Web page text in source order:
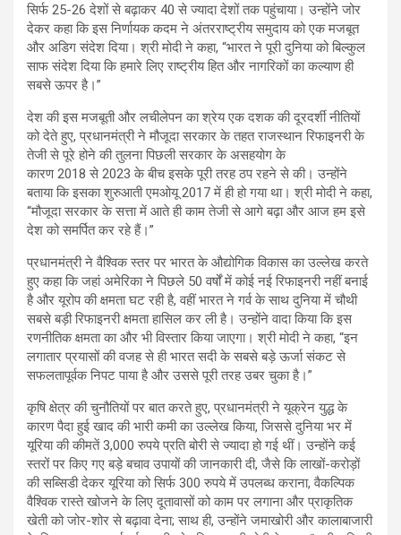
सिर्फ 25-26 देशों से बढ़ाकर 40 से ज्यादा देशों तक पहुंचाया। उन्होंने जोर
देकर कहा कि इस निर्णायक कदम ने अंतरराष्ट्रीय समुदाय को एक मजबूत
और अडिग संदेश दिया। श्री मोदी ने कहा, “भारत ने पूरी दुनिया को बिल्कुल
साफ संदेश दिया कि हमारे लिए राष्ट्रीय हित और नागरिकों का कल्याण ही
सबसे ऊपर है।”
देश की इस मजबूती और लचीलेपन का श्रेय एक दशक की दूरदर्शी नीतियों
को देते हुए, प्रधानमंत्री ने मौजूदा सरकार के तहत राजस्थान रिफाइनरी के
तेजी से पूरे होने की तुलना पिछली सरकार के असहयोग के
कारण 2018 से 2023 के बीच इसके पूरी तरह ठप रहने से की। उन्होंने
बताया कि इसका शुरुआती एमओयू 2017 में ही हो गया था। श्री मोदी ने कहा,
“मौजूदा सरकार के सत्ता में आते ही काम तेजी से आगे बढ़ा और आज हम इसे
देश को समर्पित कर रहे हैं।”
प्रधानमंत्री ने वैश्विक स्तर पर भारत के औद्योगिक विकास का उल्लेख करते
हुए कहा कि जहां अमेरिका ने पिछले 50 वर्षों में कोई नई रिफाइनरी नहीं बनाई
है और यूरोप की क्षमता घट रही है, वहीं भारत ने गर्व के साथ दुनिया में चौथी
सबसे बड़ी रिफाइनरी क्षमता हासिल कर ली है। उन्होंने वादा किया कि इस
रणनीतिक क्षमता का और भी विस्तार किया जाएगा। श्री मोदी ने कहा, “इन
लगातार प्रयासों की वजह से ही भारत सदी के सबसे बड़े ऊर्जा संकट से
सफलतापूर्वक निपट पाया है और उससे पूरी तरह उबर चुका है।”
कृषि क्षेत्र की चुनौतियों पर बात करते हुए, प्रधानमंत्री ने यूक्रेन युद्ध के
कारण पैदा हुई खाद की भारी कमी का उल्लेख किया, जिससे दुनिया भर में
यूरिया की कीमतें 3,000 रुपये प्रति बोरी से ज्यादा हो गई थीं। उन्होंने कई
स्तरों पर किए गए बड़े बचाव उपायों की जानकारी दी, जैसे कि लाखों-करोड़ों
की सब्सिडी देकर यूरिया को सिर्फ 300 रुपये में उपलब्ध कराना, वैकल्पिक
वैश्विक रास्ते खोजने के लिए दूतावासों को काम पर लगाना और प्राकृतिक
खेती को जोर-शोर से बढ़ावा देना; साथ ही, उन्होंने जमाखोरी और कालाबाजारी